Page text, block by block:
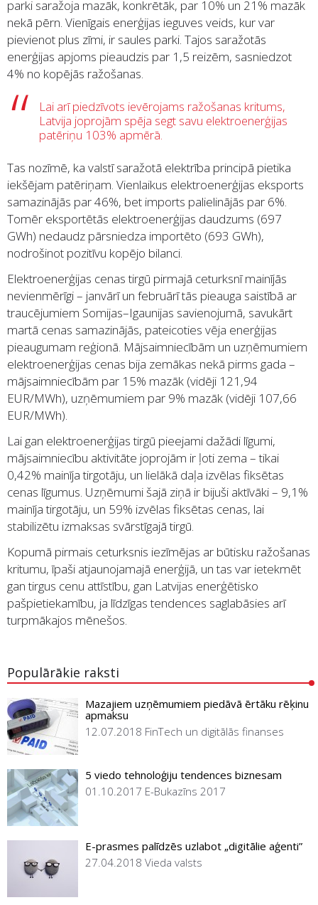
parki saražoja mazāk, konkrētāk, par 10% un 21% mazāk
nekā pērn. Vienīgais enerģijas ieguves veids, kur var
pievienot plus zīmi, ir saules parki. Tajos saražotās
enerģijas apjoms pieaudzis par 1,5 reizēm, sasniedzot
4% no kopējās ražošanas.
Lai arī piedzīvots ievērojams ražošanas kritums,
Latvija joprojām spēja segt savu elektroenerģijas
patēriņu 103% apmērā.
Tas nozīmē, ka valstī saražotā elektrība principā pietika
iekšējam patēriņam. Vienlaikus elektroenerģijas eksports
samazinājās par 46%, bet imports palielinājās par 6%.
Tomēr eksportētās elektroenerģijas daudzums (697
GWh) nedaudz pārsniedza importēto (693 GWh),
nodrošinot pozitīvu kopējo bilanci.
Elektroenerģijas cenas tirgū pirmajā ceturksnī mainījās
nevienmērīgi – janvārī un februārī tās pieauga saistībā ar
traucējumiem Somijas–Igaunijas savienojumā, savukārt
martā cenas samazinājās, pateicoties vēja enerģijas
pieaugumam reģionā. Mājsaimniecībām un uzņēmumiem
elektroenerģijas cenas bija zemākas nekā pirms gada –
mājsaimniecībām par 15% mazāk (vidēji 121,94
EUR/MWh), uzņēmumiem par 9% mazāk (vidēji 107,66
EUR/MWh).
Lai gan elektroenerģijas tirgū pieejami dažādi līgumi,
mājsaimniecību aktivitāte joprojām ir ļoti zema – tikai
0,42% mainīja tirgotāju, un lielākā daļa izvēlas fiksētas
cenas līgumus. Uzņēmumi šajā ziņā ir bijuši aktīvāki – 9,1%
mainīja tirgotāju, un 59% izvēlas fiksētas cenas, lai
stabilizētu izmaksas svārstīgajā tirgū.
Kopumā pirmais ceturksnis iezīmējas ar būtisku ražošanas
kritumu, īpaši atjaunojamajā enerģijā, un tas var ietekmēt
gan tirgus cenu attīstību, gan Latvijas enerģētisko
pašpietiekamību, ja līdzīgas tendences saglabāsies arī
turpmākajos mēnešos.
Populārākie raksti
Mazajiem uzņēmumiem piedāvā ērtāku rēķinu
apmaksu
12.07.2018 FinTech un digitālās finanses
5 viedo tehnoloģiju tendences biznesam
01.10.2017 E-Bukazīns 2017
E-prasmes palīdzēs uzlabot „digitālie aģenti”
27.04.2018 Vieda valsts